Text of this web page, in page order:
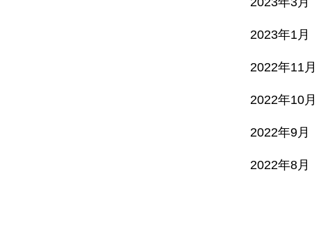
2023年1月
2022年11月
2022年10月
2022年9月
2022年8月